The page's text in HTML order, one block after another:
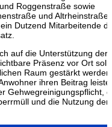
Roggenstraße sowie
und Altrheinstraße.
Dutzend Mitarbeitende
auf die Unterstützung der
Präsenz vor Ort soll
Raum gestärkt
ihren Beitrag
Gehwegreinigungspflicht,
und die Nutzung der